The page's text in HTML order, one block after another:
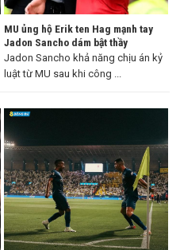
MU ủng hộ Erik ten Hag mạnh tay
Jadon Sancho dám bật thầy
Jadon Sancho khả năng chịu án kỷ
luật từ MU sau khi công ...